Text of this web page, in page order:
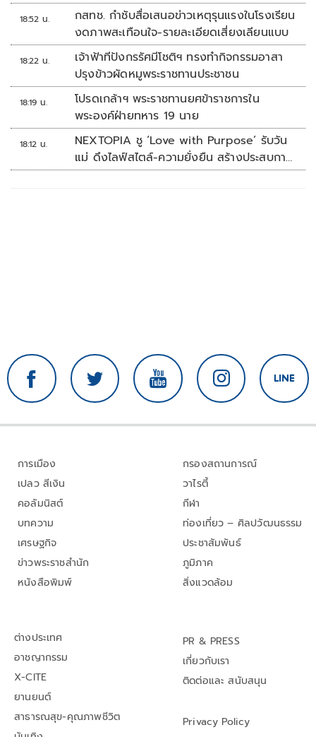
18:52 น.
กสทช. กำชับสื่อเสนอข่าวเหตุรุนแรงในโรงเรียน
งดภาพสะเทือนใจ-รายละเอียดเสี่ยงเลียนแบบ
18:22 น.
เจ้าฟ้าทีปังกรรัศมีโชติฯ ทรงทำกิจกรรมอาสา
ปรุงข้าวผัดหมูพระราชทานประชาชน
18:19 น.
โปรดเกล้าฯ พระราชทานยศข้าราชการใน
พระองค์ฝ่ายทหาร 19 นาย
18:12 น.
NEXTOPIA ชู ‘Love with Purpose’ รับวัน
แม่ ดึงไลฟ์สไตล์-ความยั่งยืน สร้างประสบกา
รณ์ช้อปปิงมีความหมาย
การเมือง
เปลว สีเงิน
คอลัมนิสต์
บทความ
เศรษฐกิจ
ข่าวพระราชสำนัก
หนังสือพิมพ์
กรองสถานการณ์
วาไรตี้
กีฬา
ท่องเที่ยว – ศิลปวัฒนธรรม
ประชาสัมพันธ์
ภูมิภาค
สิ่งแวดล้อม
ต่างประเทศ
อาชญากรรม
X-CITE
ยานยนต์
สาธารณสุข-คุณภาพชีวิต
PR & PRESS
เกี่ยวกับเรา
ติดต่อและ สนับสนุน
Privacy Policy